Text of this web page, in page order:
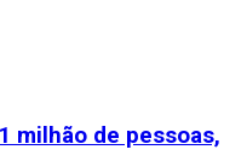
milhão de pessoas,